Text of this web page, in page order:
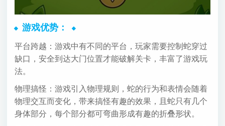
游戏优势：
平台跨越：游戏中有不同的平台，玩家需要控制蛇穿过
缺口，安全到达大门位置才能破解关卡，丰富了游戏玩
法。
物理搞怪：游戏引入物理规则，蛇的行为和表情会随着
物理交互而变化，带来搞怪有趣的效果，且蛇只有几个
身体部分，每个部分都可弯曲形成有趣的折叠形状。